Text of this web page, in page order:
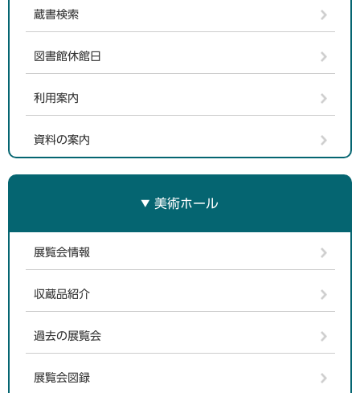
蔵書検索
図書館休館日
利用案内
資料の案内
美術ホール
展覧会情報
収蔵品紹介
過去の展覧会
展覧会図録